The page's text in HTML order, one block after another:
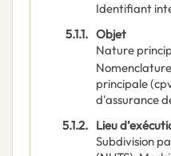
Identifiant
5.1.1. Objet
Nature
Nomenclature
principale(
d'assurance
5.1.2. Lieu
Subdivision